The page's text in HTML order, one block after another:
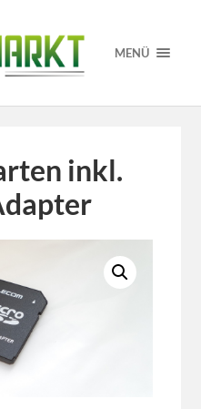
MENÜ
inkl.